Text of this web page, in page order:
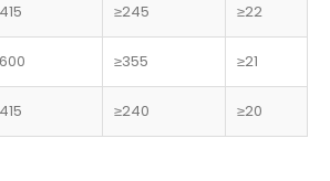
≥245 ≥22
≥355 ≥21
≥240 ≥20